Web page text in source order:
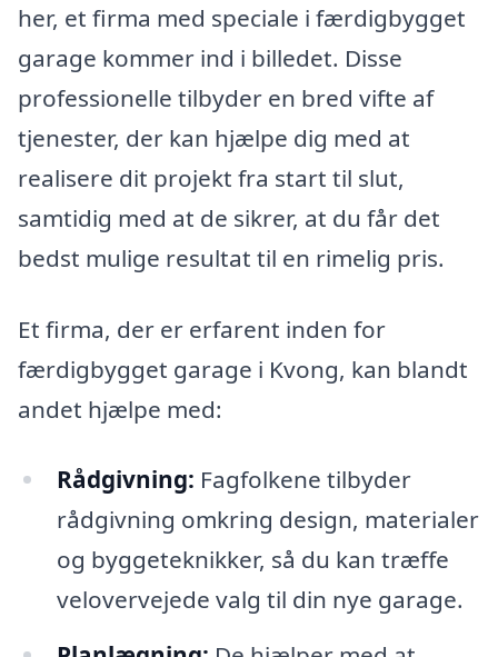
her, et firma med speciale i færdigbygget
garage kommer ind i billedet. Disse
professionelle tilbyder en bred vifte af
tjenester, der kan hjælpe dig med at
realisere dit projekt fra start til slut,
samtidig med at de sikrer, at du får det
bedst mulige resultat til en rimelig pris.
Et firma, der er erfarent inden for
færdigbygget garage i Kvong, kan blandt
andet hjælpe med:
Rådgivning: Fagfolkene tilbyder
rådgivning omkring design, materialer
og byggeteknikker, så du kan træffe
velovervejede valg til din nye garage.